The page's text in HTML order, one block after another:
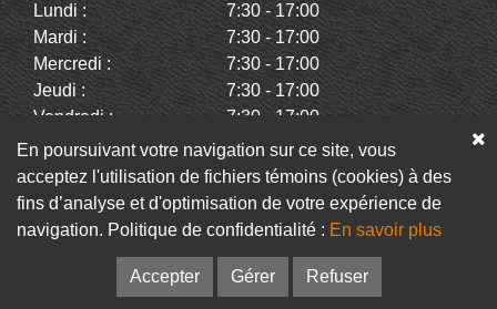
Lundi :
7:30 - 17:00
Mardi :
7:30 - 17:00
Mercredi :
7:30 - 17:00
Jeudi :
7:30 - 17:00
Vendredi :
7:30 - 17:00
Samedi :
Fermé
Dimanche :
Fermé
Facebook Infolettre
© Pneus Paquet /Pneus St-Hubert • Web :Option PME
En poursuivant votre navigation sur ce site, vous
acceptez l'utilisation de fichiers témoins (cookies) à des
fins d’analyse et d'optimisation de votre expérience de
navigation. Politique de confidentialité : En savoir plus
Accepter Gérer Refuser